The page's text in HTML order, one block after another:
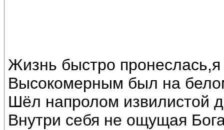
Жизнь быстро
Высокомерным был на
Шёл напролом извилистой
Внутри себя не ощущая